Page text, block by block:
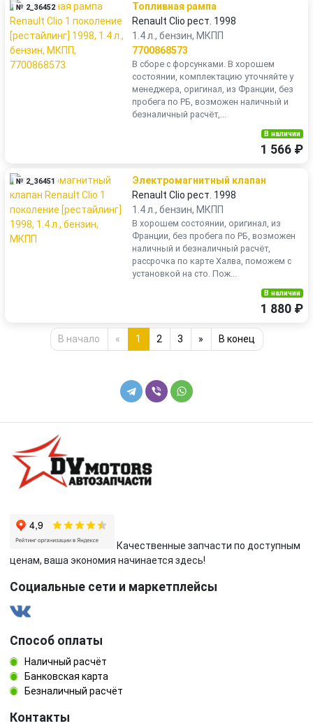
№ 2_36452
Топливная рампа
Renault Clio рест. 1998
1.4 л., бензин, МКПП
7700868573
В сборе с форсунками. В хорошем
состоянии, комплектацию уточняйте у
менеджера, оригинал, из Франции, без
пробега по РБ, возможен наличный и
безналичный расчёт,...
В наличии
1 566 ₽
№ 2_36451
Электромагнитный клапан
Renault Clio рест. 1998
1.4 л., бензин, МКПП
В хорошем состоянии, оригинал, из
Франции, без пробега по РБ, возможен
наличный и безналичный расчёт,
рассрочка по карте Халва, поможем с
установкой на сто. Пож...
В наличии
1 880 ₽
В начало « 1 2 3 » В конец
Качественные запчасти по доступным
ценам, ваша экономия начинается здесь!
Социальные сети и маркетплейсы
Способ оплаты
Наличный расчёт
Банковская карта
Безналичный расчёт
Контакты